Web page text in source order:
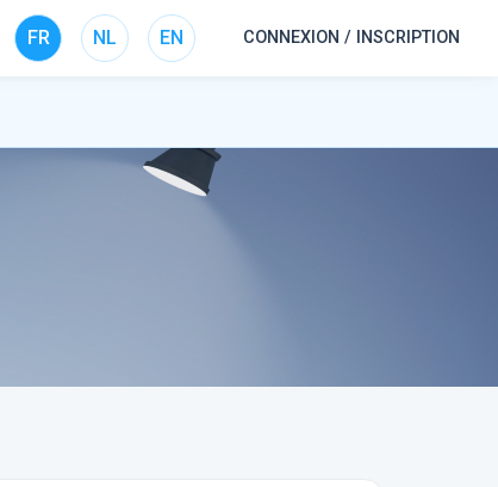
FR NL EN CONNEXION / INSCRIPTION